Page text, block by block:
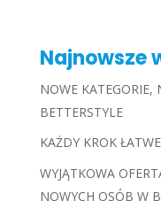
Najnowsze
NOWE KATEGORIE,
BETTERSTYLE
KAŻDY KROK
WYJĄTKOWA
NOWYCH OSÓB W